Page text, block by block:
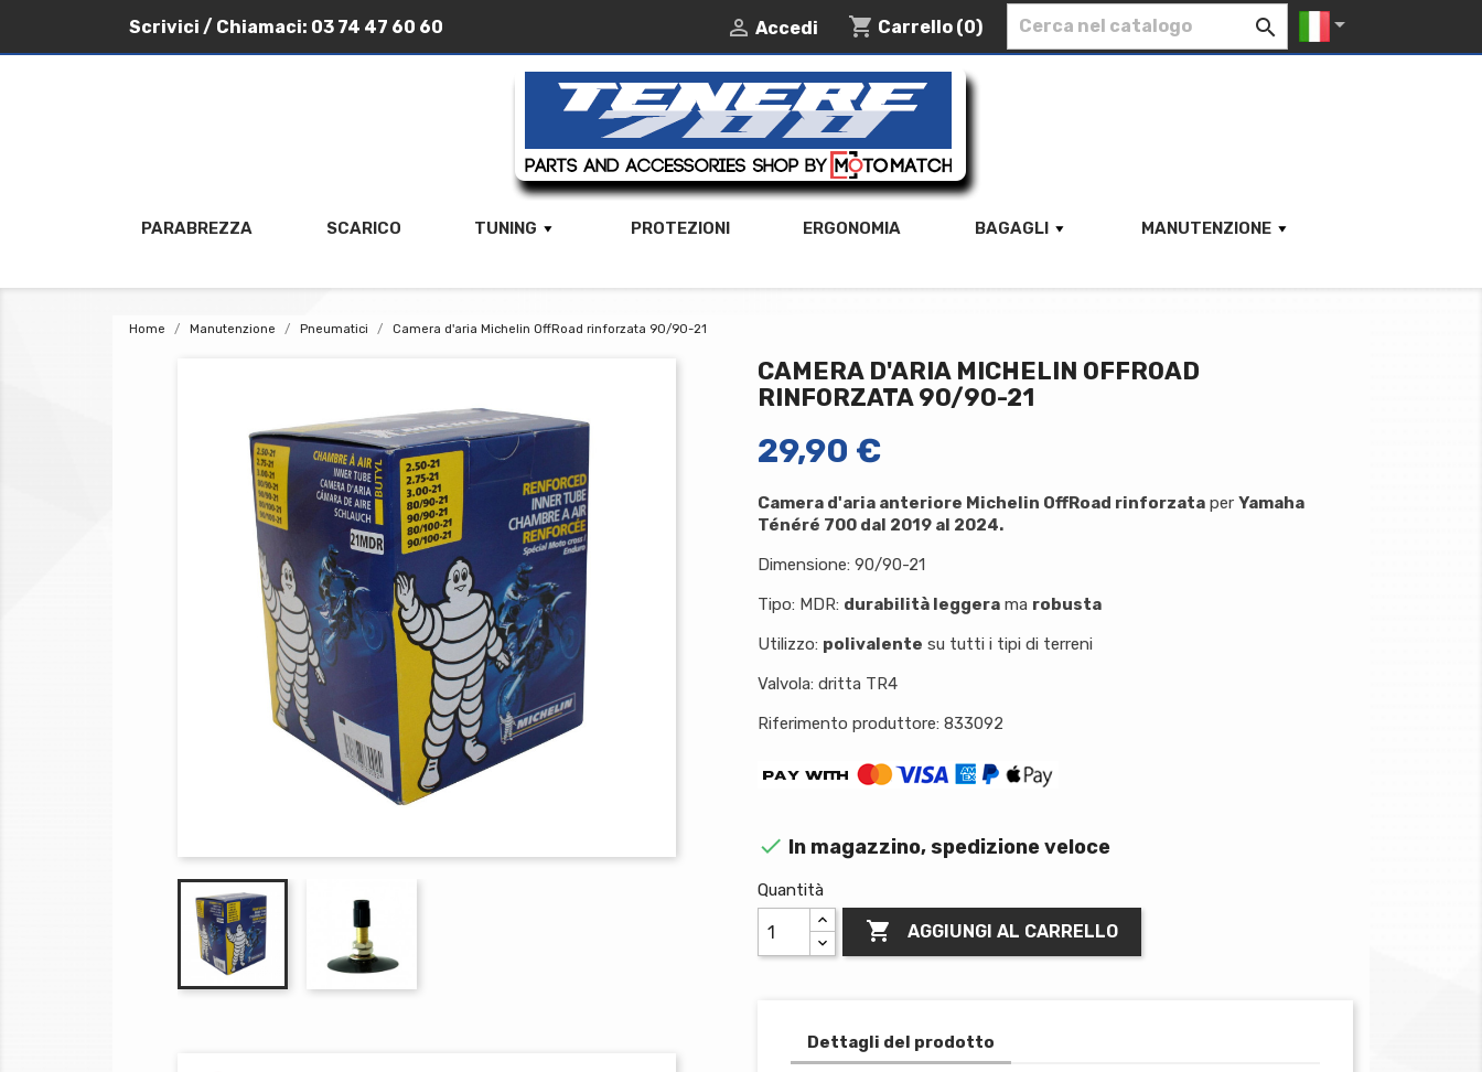
Scrivici / Chiamaci: 03 74 47 60 60  Accedi shopping_cart Carrello (0)  
PARABREZZA SCARICO TUNING PROTEZIONI ERGONOMIA BAGAGLI MANUTENZIONE
Home Manutenzione Pneumatici Camera d'aria Michelin OffRoad rinforzata 90/90-21
CAMERA D'ARIA MICHELIN OFFROAD
RINFORZATA 90/90-21
29,90 €
Camera d'aria anteriore Michelin OffRoad rinforzata per Yamaha
Ténéré 700 dal 2019 al 2024.
Dimensione: 90/90-21
Tipo: MDR: durabilità leggera ma robusta
Utilizzo: polivalente su tutti i tipi di terreni
Valvola: dritta TR4
Riferimento produttore: 833092
 In magazzino, spedizione veloce
Quantità
 AGGIUNGI AL CARRELLO
Dettagli del prodotto